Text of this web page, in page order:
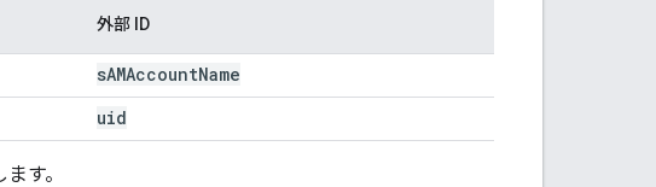
外部 ID
sAMAccountName
uid
す。